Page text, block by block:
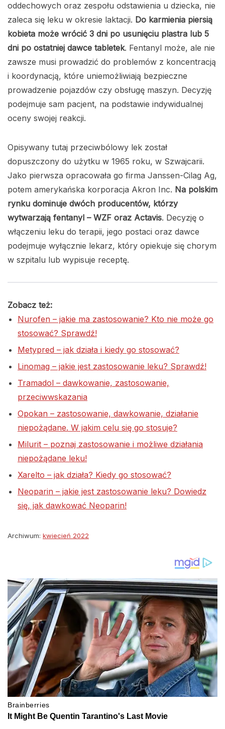
oddechowych oraz zespołu odstawienia u dziecka, nie
zaleca się leku w okresie laktacji. Do karmienia piersią
kobieta może wrócić 3 dni po usunięciu plastra lub 5
dni po ostatniej dawce tabletek. Fentanyl może, ale nie
zawsze musi prowadzić do problemów z koncentracją
i koordynacją, które uniemożliwiają bezpieczne
prowadzenie pojazdów czy obsługę maszyn. Decyzję
podejmuje sam pacjent, na podstawie indywidualnej
oceny swojej reakcji.
Opisywany tutaj przeciwbólowy lek został
dopuszczony do użytku w 1965 roku, w Szwajcarii.
Jako pierwsza opracowała go firma Janssen-Cilag Ag,
potem amerykańska korporacja Akron Inc. Na polskim
rynku dominuje dwóch producentów, którzy
wytwarzają fentanyl – WZF oraz Actavis. Decyzję o
włączeniu leku do terapii, jego postaci oraz dawce
podejmuje wyłącznie lekarz, który opiekuje się chorym
w szpitalu lub wypisuje receptę.
Zobacz też:
Nurofen – jakie ma zastosowanie? Kto nie może go
stosować? Sprawdź!
Metypred – jak działa i kiedy go stosować?
Linomag – jakie jest zastosowanie leku? Sprawdź!
Tramadol – dawkowanie, zastosowanie,
przeciwwskazania
Opokan – zastosowanie, dawkowanie, działanie
niepożądane. W jakim celu się go stosuje?
Milurit – poznaj zastosowanie i możliwe działania
niepożądane leku!
Xarelto – jak działa? Kiedy go stosować?
Neoparin – jakie jest zastosowanie leku? Dowiedz
się, jak dawkować Neoparin!
Archiwum: kwiecień 2022